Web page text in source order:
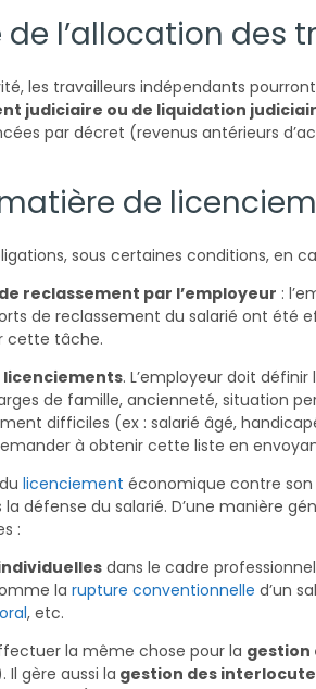
de l’allocation des
les travailleurs indépendants
judiciaire ou de liquidation
par décret (revenus antérieurs
de
sous certaines conditions, en
reclassement par l’employeur :
de reclassement du salarié ont été
cette tâche.
licenciements. L’employeur doit
de famille, ancienneté, situation
difficiles (ex : salarié âgé,
à obtenir cette liste en
licenciement économique contre son
défense du salarié. D’une manière
:
dans le cadre
la rupture conventionnelle d’un
, etc.
la même chose pour la gestion
Il gère aussi la gestion des